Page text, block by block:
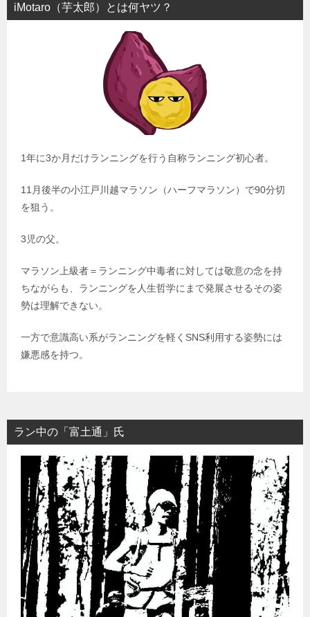
iMotaro（芋太郎）とは何ヤツ？
1年に3か月だけランニングを行う自称ランニング初心者。
11月後半の小江戸川越マラソン（ハーフマラソン）で90分切
を狙う。
3児の父。
マラソン上級者＝ランニング中毒者に対しては敬意の念を持
ちながらも、ランニングを人生哲学にまで発展させるその姿
勢は理解できない。
一方で意識高い系がランニングを軽くSNS利用する姿勢には
嫌悪感を持つ。
ラン中の「富土通」氏